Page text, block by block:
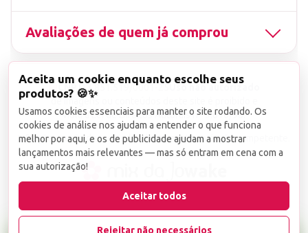
Avaliações de quem já comprou
▤ CNPJ13.851.519/0001-25
de imagens ou conteúdos deste site é proibido e
viola a Lei de Direitos Autorais nº 9.610/98.
Infrações serão denunciadas diretamente ao órgão competente.
Aceita um cookie enquanto escolhe seus
produtos? 🍪✨
Usamos cookies essenciais para manter o site rodando. Os
cookies de análise nos ajudam a entender o que funciona
melhor por aqui, e os de publicidade ajudam a mostrar
lançamentos mais relevantes — mas só entram em cena com a
sua autorização!
Aceitar todos
Rejeitar não necessários